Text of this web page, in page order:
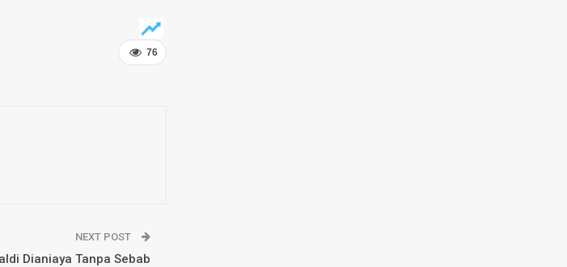
76
NEXT POST
Dianiaya Tanpa Sebab